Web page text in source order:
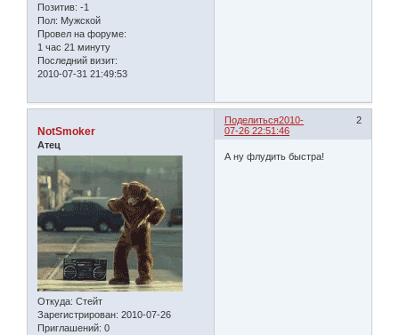
Позитив: -1
Пол: Мужской
Провел на форуме:
1 час 21 минуту
Последний визит:
2010-07-31 21:49:53
Поделиться 2
2010-
07-26 22:51:46
NotSmoker
Атец
Откуда: Стейт
Зарегистрирован: 2010-07-26
Приглашений: 0
А ну флудить быстра!